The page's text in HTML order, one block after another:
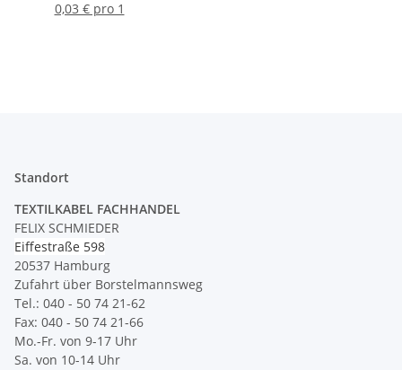
versilbert – 100 Stück
0,03 € pro 1
Standort
TEXTILKABEL FACHHANDEL
FELIX SCHMIEDER
Eiffestraße 598
20537 Hamburg
Zufahrt über Borstelmannsweg
Tel.: 040 - 50 74 21-62
Fax: 040 - 50 74 21-66
Mo.-Fr. von 9-17 Uhr
Sa. von 10-14 Uhr